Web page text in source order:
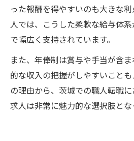
った報酬を得やすいのも大きな
人では、こうした柔軟な給与体
で幅広く支持されています。
また、年俸制は賞与や手当が含
的な収入の把握がしやすいこと
の理由から、茨城での職人転職
求人は非常に魅力的な選択肢とな